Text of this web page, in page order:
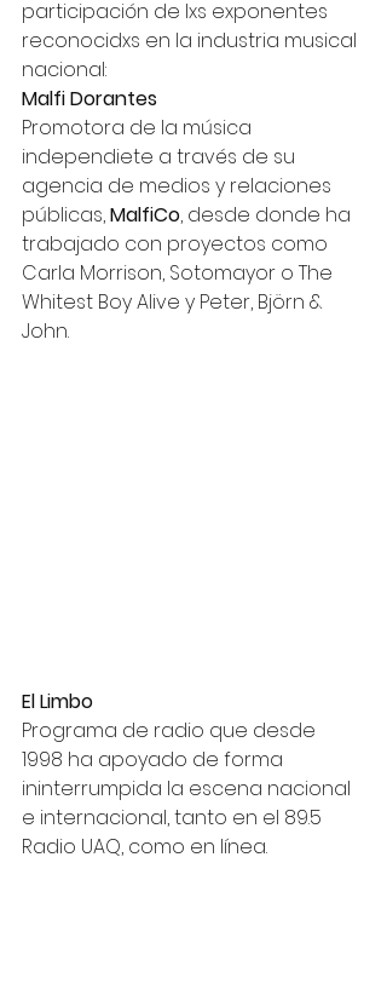
participación de lxs exponentes
reconocidxs en la industria musical
nacional:
Malfi Dorantes
Promotora de la música
independiete a través de su
agencia de medios y relaciones
públicas, MalfiCo, desde donde ha
trabajado con proyectos como
Carla Morrison, Sotomayor o The
Whitest Boy Alive y Peter, Björn &
John.
El Limbo
Programa de radio que desde
1998 ha apoyado de forma
ininterrumpida la escena nacional
e internacional, tanto en el 89.5
Radio UAQ, como en línea.